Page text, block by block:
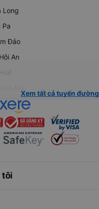
Long
Pa
Đảo
An
Xem tất cả tuyến đường
tôi